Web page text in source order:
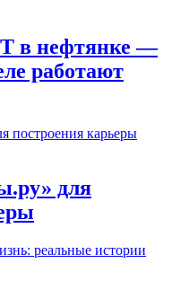
в нефтянке —
работают
для